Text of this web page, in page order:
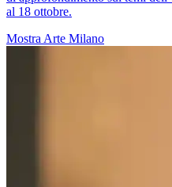
al 18 ottobre.
Mostra Arte Milano